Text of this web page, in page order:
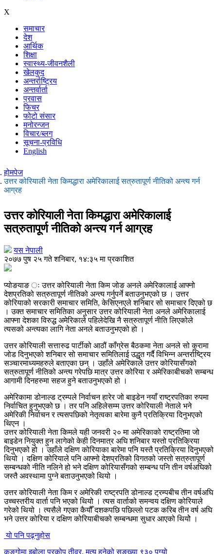
X
समाचार
देश
आर्थिक
शिक्षा
स्वास्थ्य-जीवनशैली
खेलकुद
अन्तर्राष्ट्रिय
अन्तर्वार्ता
प्रवास
फिचर
फोटो संसार
मनोरन्जन
विचार/ब्लग
सूचना-प्रविधि
English
होमपेज
उत्तर कोरियाली नेता किमद्धारा अमेरिकालाई सत्रुतापूर्ण नीतिको अन्त्य गर्न
आग्रह
उत्तर कोरियाली नेता किमद्धारा अमेरिकालाई
सत्रुतापूर्ण नीतिको अन्त्य गर्न आग्रह
यस नेपाली
२०७७ पुष २५ गते शनिबार, १४:३५ मा प्रकाशित
प्योङयाङ ः उत्तर कोरियाली नेता किम जोङ अनले अमेरिकालाई आफ्नो
देशप्रतिको सत्रुतापूर्ण नीतिको अन्त्य गर्नुपर्ने बताउनुभएको छ । उत्तर
कोरियाको सरकारी समाचार समिति, केसिएनएले शनिबार सो समाचार दिएको छ
। उक्त समाचार समितिका अनुसार उत्तर कोरियाली नेता अनले अमेरिकालाई
आफ्ना देशका विरुद्ध अमेरिकाले पहिलेदेखि नै सत्रुतापूर्ण नीति लिएकोले
त्यसको अन्त्यका लागि नेता अनले बताउनुभएको हो ।
उत्तर कोरियाली सत्तारुढ पार्टीको आठौं काँग्रेस बैठकमा नेता अनले सो कुरामा
जोड दिनुभएको शनिबार सो समाचार समितिलाई उद्धृत गर्दै विभिन्न अन्तर्राष्ट्रिय
सञ्चारमाध्यमहरुले बताएका छन् । उहाँले अमेरिकाले उत्तर कोरियासँगको
सत्रुतापूर्ण नीतिको अन्त्य गरेपछि मात्र उत्तर कोरिया र अमेरिकाबीचको सम्बन्ध
आगामी दिनहरुमा सहज हुने बताउनुभएको हो ।
अमेरिकामा डोनाल्ड ट्रम्पले निर्वाचन हारेर जो बाइडेन नयाँ राष्ट्रपतिका रुपमा
निर्वाचित हुनुभएको छ । तर पनि अहिलेसम्म उत्तर कोरियाली नेताले भने
अमेरिकी निर्वाचन र त्यसपछिको नेतृत्वका बारेमा कुनै प्रतिक्रिया दिनुभएको
थिएन ।
उत्तर कोरियाली नेता किमले यही जनवरी २० मा अमेरिकाको राष्ट्रतिमा जो
बाइडेन नियुक्त हुन लागेको केही दिनमात्र अघि शनिबार यस्तो प्रतिक्रिया
दिनुभएको हो । उहाँले दक्षिण कोरियाका बारेमा पनि यस्तै प्रतिक्रिया दिनुभएको
थियो । दक्षिण कोरियाले पनि आफ्नो देशप्रतिको विगतको जस्तो सत्रुतापूर्ण
सम्बन्धको नीति नलिने हो भने दक्षिण कोरियासँगको सम्बन्ध पनि तीन वर्षअघिको
जस्तै अवस्थामा पुग्ने बताउनुभएको थियो ।
उत्तर कोरियाली नेता किम र अमेरिकी राष्ट्रपति डोनाल्ड ट्रम्पबीच तीन वर्षअघि
उच्चस्तरीय वार्ता पनि भएको थियो । त्यस वार्ताको समन्वय दक्षिण कोरियाले
गरेको थियो । त्यसैले गएका कैयौँ दशकपछि पछिल्लो पटक करिब तीन वर्ष अघि
भने उत्तर कोरिया र दक्षिण कोरियाबीचको सम्बन्धमा सुधार आएको थियोे ।
यो पनि पढ्नुहोस
कङ्गोमा इबोला प्रकोप तीव्र, मृत्यु हुनेको सङ्ख्या ९३० पुग्यो